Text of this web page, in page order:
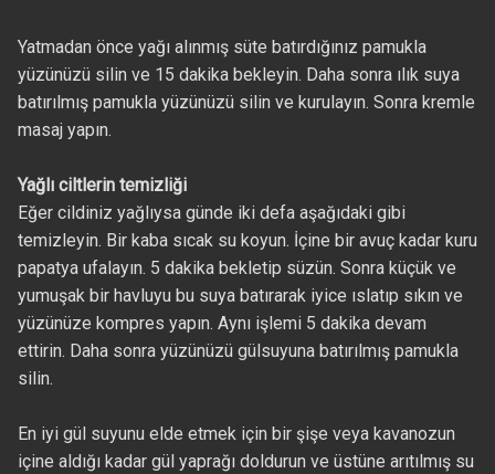
Yatmadan önce yağı alınmış süte batırdığınız pamukla
yüzünüzü silin ve 15 dakika bekleyin. Daha sonra ılık suya
batırılmış pamukla yüzünüzü silin ve kurulayın. Sonra kremle
masaj yapın.
Yağlı ciltlerin temizliği
Eğer cildiniz yağlıysa günde iki defa aşağıdaki gibi
temizleyin. Bir kaba sıcak su koyun. İçine bir avuç kadar kuru
papatya ufalayın. 5 dakika bekletip süzün. Sonra küçük ve
yumuşak bir havluyu bu suya batırarak iyice ıslatıp sıkın ve
yüzünüze kompres yapın. Aynı işlemi 5 dakika devam
ettirin. Daha sonra yüzünüzü gülsuyuna batırılmış pamukla
silin.
En iyi gül suyunu elde etmek için bir şişe veya kavanozun
içine aldığı kadar gül yaprağı doldurun ve üstüne arıtılmış su